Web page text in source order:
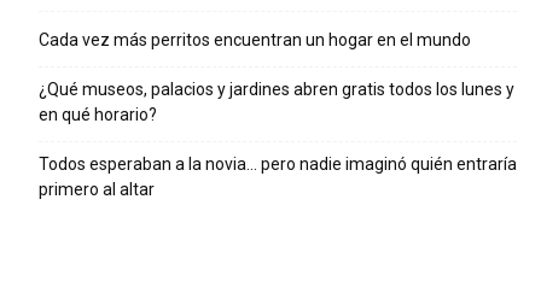
Cada vez más perritos encuentran un hogar en el mundo
¿Qué museos, palacios y jardines abren gratis todos los lunes y
en qué horario?
Todos esperaban a la novia… pero nadie imaginó quién entraría
primero al altar